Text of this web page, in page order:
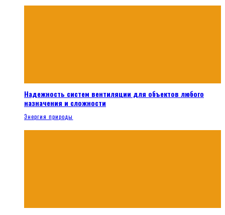
Надежность систем вентиляции для объектов любого
назначения и сложности
Энергия природы